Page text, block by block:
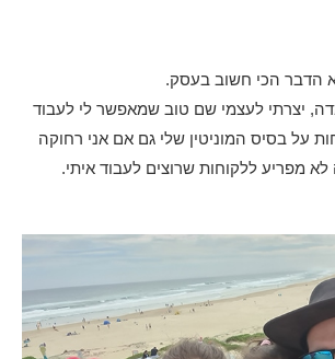
הדבר הכי חשוב בעסק.
יצרתי לעצמי שם טוב שמאפשר לי לעבוד
על בסיס המוניטין שלי גם אם אני רחוקה
לא מפריע ללקוחות שרוצים לעבוד איתי.